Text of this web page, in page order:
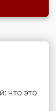
что это